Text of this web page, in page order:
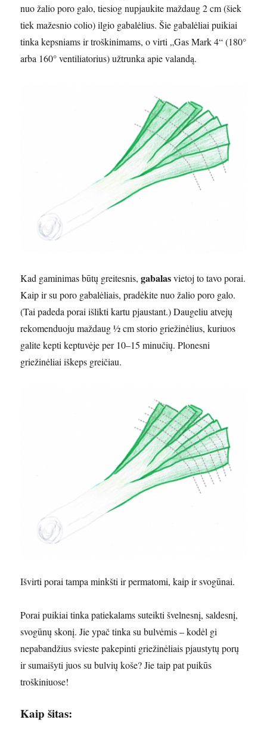
nuo žalio poro galo, tiesiog nupjaukite maždaug 2 cm (šiek
tiek mažesnio colio) ilgio gabalėlius. Šie gabalėliai puikiai
tinka kepsniams ir troškinimams, o virti „Gas Mark 4“ (180°
arba 160° ventiliatorius) užtrunka apie valandą.
Kad gaminimas būtų greitesnis,gabalasvietoj to tavo porai.
Kaip ir su poro gabalėliais, pradėkite nuo žalio poro galo.
(Tai padeda porai išlikti kartu pjaustant.) Daugeliu atvejų
rekomenduoju maždaug ½ cm storio griežinėlius, kuriuos
galite kepti keptuvėje per 10–15 minučių. Plonesni
griežinėliai iškeps greičiau.
Išvirti porai tampa minkšti ir permatomi, kaip ir svogūnai.
Porai puikiai tinka patiekalams suteikti švelnesnį, saldesnį,
svogūnų skonį. Jie ypač tinka su bulvėmis – kodėl gi
nepabandžius svieste pakepinti griežinėliais pjaustytų porų
ir sumaišyti juos su bulvių koše? Jie taip pat puikūs
troškiniuose!
Kaip šitas: